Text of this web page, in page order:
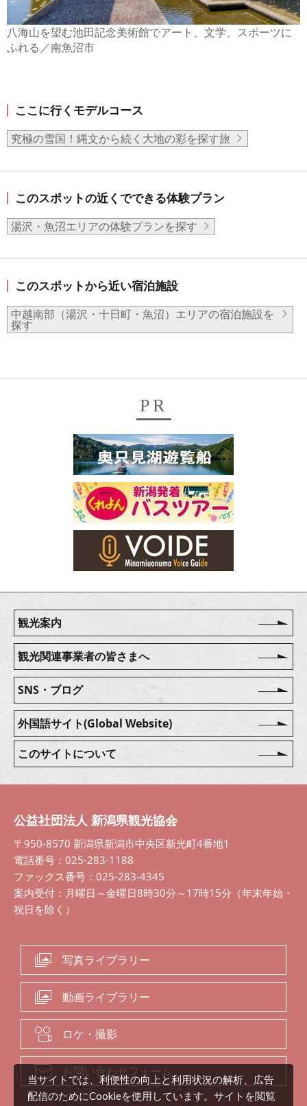
八海山を望む池田記念美術館でアート、文学、スポーツに
ふれる／南魚沼市
ここに行くモデルコース
究極の雪国！縄文から続く大地の彩を探す旅
このスポットの近くでできる体験プラン
湯沢・魚沼エリアの体験プランを探す
このスポットから近い宿泊施設
中越南部（湯沢・十日町・魚沼）エリアの宿泊施設を
探す
PR
観光案内
観光関連事業者の皆さまへ
SNS・ブログ
外国語サイト(Global Website)
このサイトについて
公益社団法人 新潟県観光協会
〒950-8570 新潟県新潟市中央区新光町4番地1
電話番号：025-283-1188
ファックス番号：025-283-4345
案内受付：月曜日～金曜日8時30分～17時15分（年末年始・
祝日を除く）
写真ライブラリー
動画ライブラリー
ロケ・撮影
お問い合わせフォーム
当サイトでは、利便性の向上と利用状況の解析、広告
配信のためにCookieを使用しています。サイトを閲覧